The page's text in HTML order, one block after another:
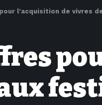
l’acquisition de vivres